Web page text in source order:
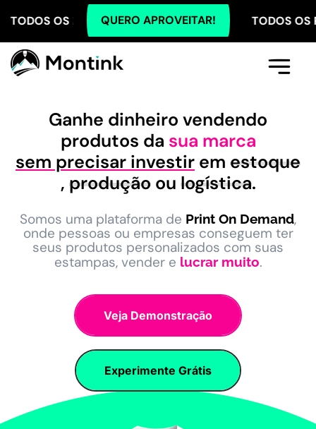
QUERO APROVEITAR!
PLANOS COM 5% OFF NO PIX! TODOS OS
Ganhe dinheiro vendendo
produtos da sua marca
sem precisar investir em estoque
, produçãoou logística.
Somos uma plataforma de Print On Demand,
onde pessoas ou empresas conseguem ter
seus produtos personalizados com suas
estampas, vender e lucrar muito.
Veja Demonstração
Experimente Grátis